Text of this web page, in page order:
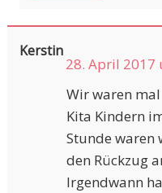
Kerstin
28. April 2017
Wir waren
Kita Kindern
Stunde waren
den Rückzug
Irgendwann